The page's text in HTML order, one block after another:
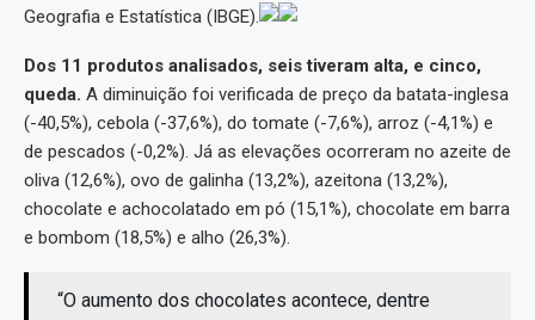
Geografia e Estatística (IBGE).
Dos 11 produtos analisados, seis tiveram alta, e cinco,
queda. A diminuição foi verificada de preço da batata-inglesa
(-40,5%), cebola (-37,6%), do tomate (-7,6%), arroz (-4,1%) e
de pescados (-0,2%). Já as elevações ocorreram no azeite de
oliva (12,6%), ovo de galinha (13,2%), azeitona (13,2%),
chocolate e achocolatado em pó (15,1%), chocolate em barra
e bombom (18,5%) e alho (26,3%).
“O aumento dos chocolates acontece, dentre